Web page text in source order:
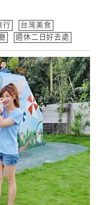
行
台灣美食
週休二日好去處